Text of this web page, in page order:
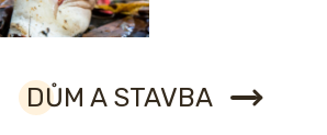
DŮM A STAVBA